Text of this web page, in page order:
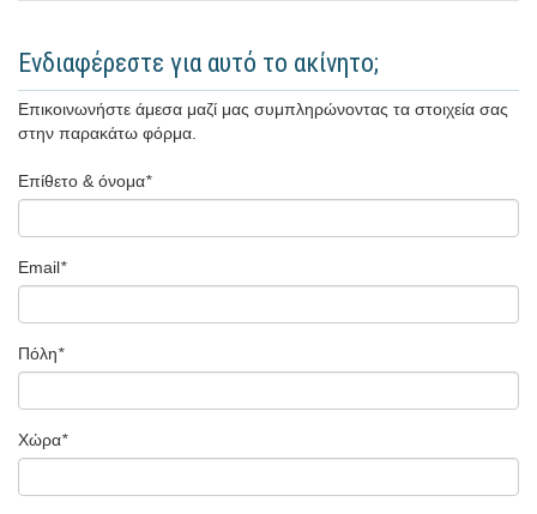
Ενδιαφέρεστε για αυτό το ακίνητο;
Επικοινωνήστε άμεσα μαζί μας συμπληρώνοντας τα στοιχεία σας
στην παρακάτω φόρμα.
Επίθετο & όνομα*
Email*
Πόλη*
Χώρα*